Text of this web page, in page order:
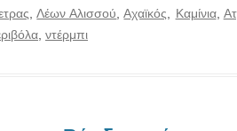
,Λέων Αλισσού ,Αχαϊκός Καμίνια,
ντέρμπι